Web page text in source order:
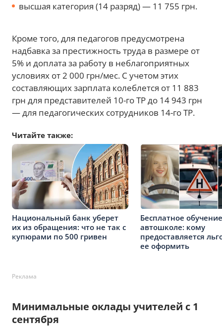
высшая категория (14 разряд) — 11 755 грн.
Кроме того, для педагогов предусмотрена
надбавка за престижность труда в размере от
5% и доплата за работу в неблагоприятных
условиях от 2 000 грн/мес. С учетом этих
составляющих зарплата колеблется от 11 883
грн для представителей 10-го ТР до 14 943 грн
— для педагогических сотрудников 14-го ТР.
Читайте также:
Национальный банк уберет
их из обращения: что не так с
купюрами по 500 гривен
Бесплатное
автошколе: кому
предоставляется
ее оформить
Реклама
Минимальные оклады учителей с 1
сентября